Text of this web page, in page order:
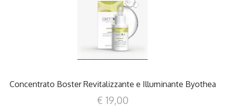
DETTAGLI
Concentrato Boster Revitalizzante e Illuminante Byothea
€ 19,00